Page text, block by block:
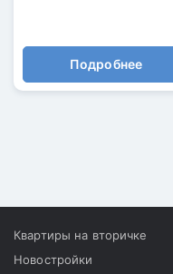
Подробнее
Квартиры на вторичке
Новостройки